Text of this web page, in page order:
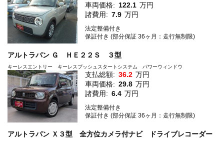
車両価格: 122.1 万円
諸費用: 7.9 万円
法定整備付き
保証付き (部分保証 36ヶ月：走行無制限)
アルトラパン Ｇ ＨＥ２２Ｓ ３型
キーレスエントリー キーレスプッシュスタートシステム パワーウィンドウ
支払総額: 36.2 万円
車両価格: 29.8 万円
諸費用: 6.4 万円
法定整備付き
保証付き (部分保証 36ヶ月：走行無制限)
アルトラパン Ｘ３型 全方位カメラ付ナビ ドライブレコーダー